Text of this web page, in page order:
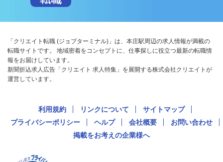
「クリエイト転職 (ジョブターミナル)」は、本庄駅周辺の求人情報が満載の
転職サイトです。 地域密着をコンセプトに、仕事探しに役立つ最新の転職情
報をお届けしています。
新聞折込求人広告「クリエイト 求人特集」を展開する株式会社クリエイトが
運営しています。
利用規約 リンクについて
サイトマップ
プライバシーポリシー
ヘルプ 会社概要
お問い合わせ
掲載をお考えの企業様へ